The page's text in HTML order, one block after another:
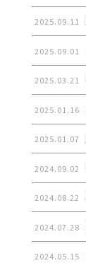
2025.09.11
2025.09.01
2025.03.21
2025.01.16
2025.01.07
2024.09.02
2024.08.22
2024.07.28
2024.05.15